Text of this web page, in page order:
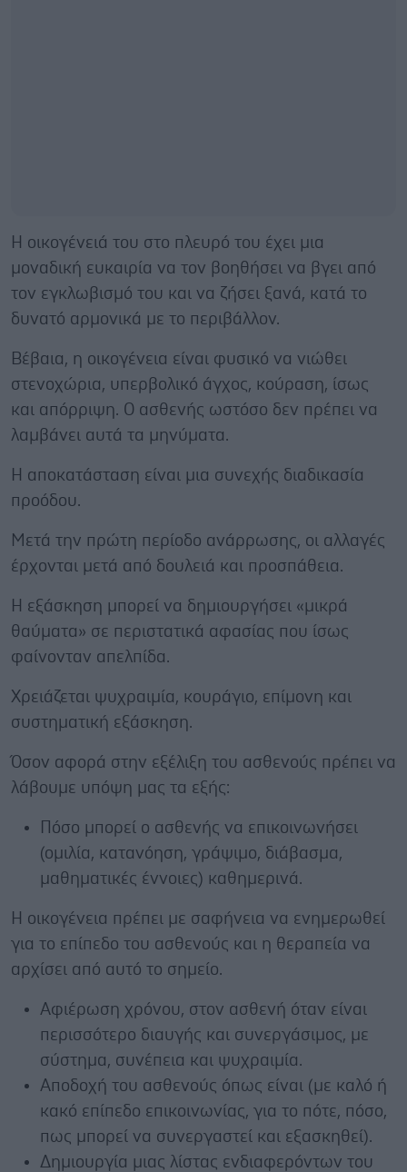
Η οικογένειά του στο πλευρό του έχει μια
μοναδική ευκαιρία να τον βοηθήσει να βγει από
τον εγκλωβισμό του και να ζήσει ξανά, κατά το
δυνατό αρμονικά με το περιβάλλον.
Βέβαια, η οικογένεια είναι φυσικό να νιώθει
στενοχώρια, υπερβολικό άγχος, κούραση, ίσως
και απόρριψη. Ο ασθενής ωστόσο δεν πρέπει να
λαμβάνει αυτά τα μηνύματα.
Η αποκατάσταση είναι μια συνεχής διαδικασία
προόδου.
Μετά την πρώτη περίοδο ανάρρωσης, οι αλλαγές
έρχονται μετά από δουλειά και προσπάθεια.
Η εξάσκηση μπορεί να δημιουργήσει «μικρά
θαύματα» σε περιστατικά αφασίας που ίσως
φαίνονταν απελπίδα.
Χρειάζεται ψυχραιμία, κουράγιο, επίμονη και
συστηματική εξάσκηση.
Όσον αφορά στην εξέλιξη του ασθενούς πρέπει να
λάβουμε υπόψη μας τα εξής:
Πόσο μπορεί ο ασθενής να επικοινωνήσει
(ομιλία, κατανόηση, γράψιμο, διάβασμα,
μαθηματικές έννοιες) καθημερινά.
Η οικογένεια πρέπει με σαφήνεια να ενημερωθεί
για το επίπεδο του ασθενούς και η θεραπεία να
αρχίσει από αυτό το σημείο.
Αφιέρωση χρόνου, στον ασθενή όταν είναι
περισσότερο διαυγής και συνεργάσιμος, με
σύστημα, συνέπεια και ψυχραιμία.
Αποδοχή του ασθενούς όπως είναι (με καλό ή
κακό επίπεδο επικοινωνίας, για το πότε, πόσο,
πως μπορεί να συνεργαστεί και εξασκηθεί).
Δημιουργία μιας λίστας ενδιαφερόντων του